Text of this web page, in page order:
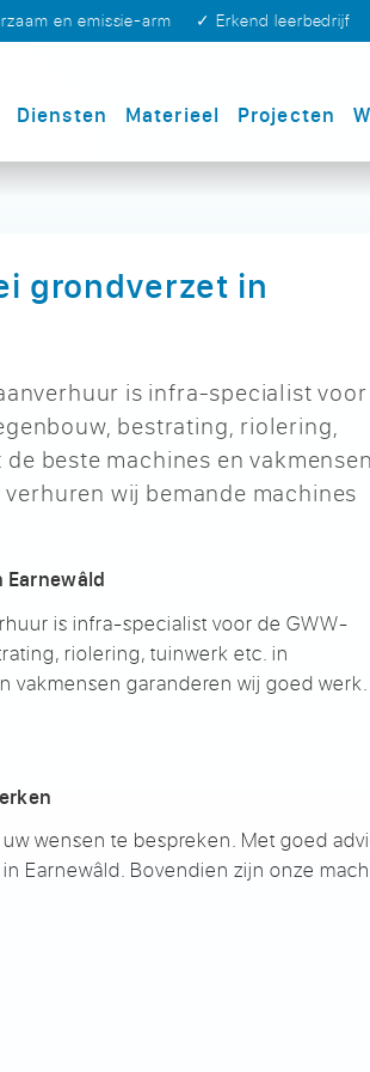
en emissie-arm ✓ Erkend leerbedrijf
Diensten Materieel Projecten
grondverzet in
is infra-specialist voor
bestrating, riolering,
beste machines en vakmensen
wij bemande machines
is infra-specialist voor de GWW-
riolering, tuinwerk etc. in
vakmensen garanderen wij goed
wensen te bespreken. Met goed
Earnewâld. Bovendien zijn onze